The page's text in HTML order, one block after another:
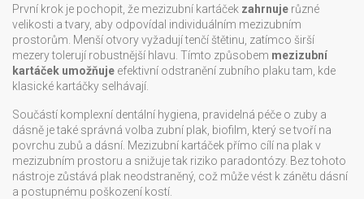
První krok je pochopit, že mezizubní kartáček zahrnuje různé
velikosti a tvary, aby odpovídal individuálním mezizubním
prostorům. Menší otvory vyžadují tenčí štětinu, zatímco širší
mezery tolerují robustnější hlavu. Tímto způsobem mezizubní
kartáček umožňuje efektivní odstranění zubního plaku tam, kde
klasické kartáčky selhávají.
Součástí komplexní dentální hygiena pravidelná péče o zuby a
dásně je také správná volba zubní plak biofilm, který se tvoří na
povrchu zubů a dásní . Mezizubní kartáček přímo cílí na plak v
mezizubním prostoru a snižuje tak riziko paradontózy. Bez tohoto
nástroje zůstává plak neodstraněný, což může vést k zánětu dásní
a postupnému poškození kostí.